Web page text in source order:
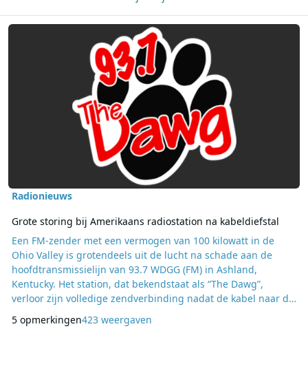
Lees meer over Grote storing bij Amerikaans radiostation na
Radionieuws
Grote storing bij Amerikaans radiostation na kabeldiefstal
Een FM-zender met een vermogen van 100 kilowatt in de
Ohio Valley is grotendeels uit de lucht na schade aan de
hoofdtransmissielijn van 93.7 WDGG (FM) in Ashland,
Kentucky. Het station, dat bekendstaat als “The Dawg”,
verloor zijn volledige zendverbinding nadat de kabel naar de
zendmast werd doorgesneden. De storing kwam aan het
licht toen de technische dienst kort voor de middag de
5 opmerkingen423 weergaven